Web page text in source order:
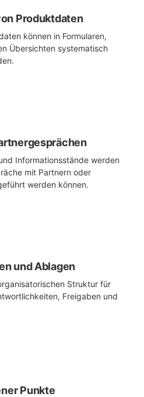
Produktdaten
können in Formularen,
Übersichten systematisch
Informationsstände werden
mit Partnern oder
werden können.
und Ablagen
Struktur für
Freigaben und
Punkte